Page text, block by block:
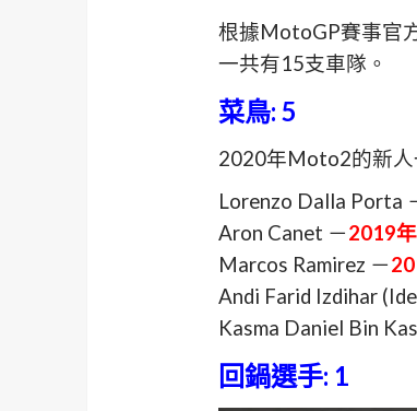
根據MotoGP賽事官
一共有15支車隊。
菜鳥: 5
2020年Moto2的新
Lorenzo Dalla Porta
Aron Canet －2019
Marcos Ramirez －
Andi Farid Izdihar
Kasma Daniel Bin
回鍋選手: 1